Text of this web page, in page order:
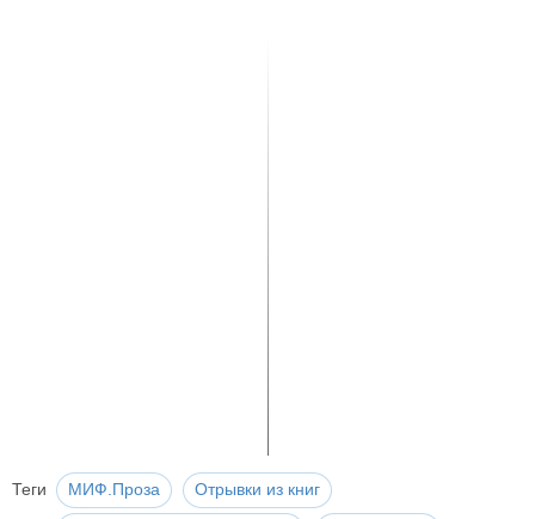
Теги МИФ.Проза Отрывки из книг